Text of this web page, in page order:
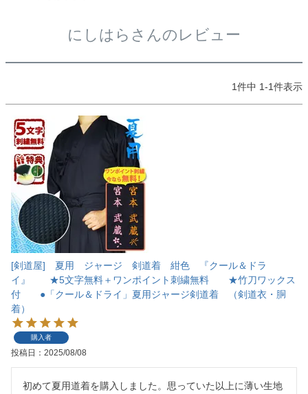
にしはらさんのレビュー
1件中 1-1件表示
[剣道屋] 夏用 ジャージ 剣道着 紺色 『クール＆ドラ
イ』 ★5文字無料＋ワンポイント刺繍無料 ★竹刀ワックス
付 ●「クール＆ドライ」夏用ジャージ剣道着 （剣道衣・胴
着）
購入者
投稿日 2025/08/08
初めて夏用道着を購入しました。思っていた以上に薄い生地